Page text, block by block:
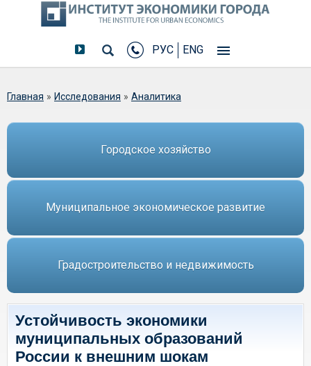
РУС ENG
Вы здесь
Главная » Исследования » Аналитика
Городское хозяйство
Муниципальное экономическое развитие
Градостроительство и недвижимость
Устойчивость экономики
муниципальных образований
России к внешним шокам